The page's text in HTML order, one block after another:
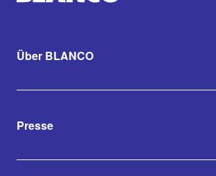
Über BLANCO
Presse